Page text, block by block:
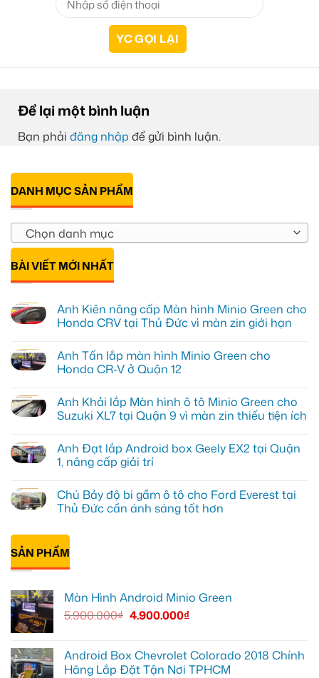
Để lại một bình luận
Bạn phải đăng nhập để gửi bình luận.
DANH MỤC SẢN PHẨM
Chọn danh mục
BÀI VIẾT MỚI NHẤT
Anh Kiên nâng cấp Màn hình Minio Green cho
Honda CRV tại Thủ Đức vì màn zin giới hạn
bình
luận
ở
nâng
cấp
Màn
Green
cho
Honda
Thủ
Đức
vì
giới
hạn
Anh Tấn lắp màn hình Minio Green cho
Honda CR-V ở Quận 12
bình
luận
ở
lắp
màn
hình
cho
Honda
CR-
Quận
12
Anh Khải lắp Màn hình ô tô Minio Green cho
Suzuki XL7 tại Quận 9 vì màn zin thiếu tiện ích
bình
luận
ở
lắp
Màn
hình
Minio
Green
cho
Suzuki
Quận
tiện
ích
Anh Đạt lắp Android box Geely EX2 tại Quận
1, nâng cấp giải trí
bình
luận
ở
Android
box
Geely
Quận
nâng
Chú Bảy độ bi gầm ô tô cho Ford Everest tại
Thủ Đức cần ánh sáng tốt hơn
có
luận
ở
Chú
Everest
tại
Thủ
SẢN PHẨM
Màn Hình Android Minio Green
5.900.000₫ 4.900.000₫
Android Box Chevrolet Colorado 2018 Chính
Hãng Lắp Đặt Tận Nơi TPHCM